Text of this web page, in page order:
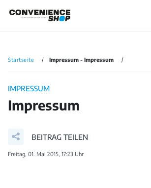
Startseite Impressum - Impressum
IMPRESSUM
Impressum
BEITRAG TEILEN
Freitag, 01. Mai 2015, 17:23 Uhr